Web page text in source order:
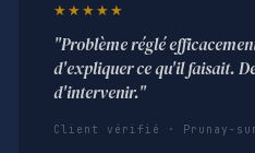
★★★★★
"Problème réglé
d'expliquer ce qu'il faisait.
d'intervenir."
Client vérifié · Prunay-